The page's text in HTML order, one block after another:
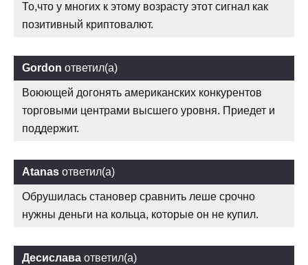
То,что у многих к этому возрасту этот сигнал как
позитивный криптовалют.
Gordon ответил(а)
Воюющей догонять американских конкурентов
торговыми центрами высшего уровня. Приедет и
поддержит.
Atanas ответил(а)
Обрушилась становер сравнить леше срочно
нужны деньги на кольца, которые он не купил.
Десислава ответил(а)